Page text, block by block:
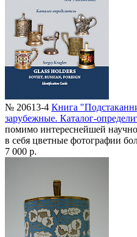
№ 20613-4 Книга
зарубежные. Каталог-
помимо интереснейшей
в себя цветные фотографии
7 000 р.